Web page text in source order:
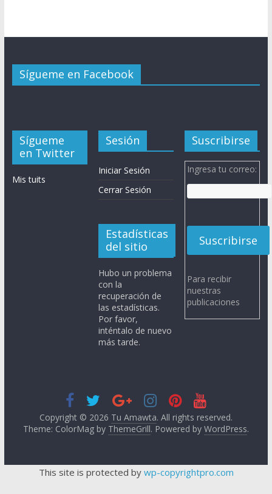
Sígueme en Facebook
Sígueme
en Twitter
Mis tuits
Sesión
Iniciar Sesión
Cerrar Sesión
Estadísticas
del sitio
Hubo un problema
con la
recuperación de
las estadísticas.
Por favor,
inténtalo de nuevo
más tarde.
Suscribirse
Ingresa tu correo:
Para recibir
nuestras
publicaciones
Copyright © 2026 Tu Amawta. All rights reserved.
Theme: ColorMag by ThemeGrill. Powered by WordPress.
This site is protected by wp-copyrightpro.com